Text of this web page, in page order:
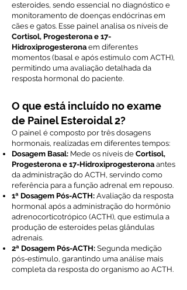
esteroides, sendo essencial no diagnóstico e
monitoramento de doenças endócrinas em
cães e gatos. Esse painel analisa os níveis de
Cortisol, Progesterona e 17-
Hidroxiprogesterona em diferentes
momentos (basal e após estímulo com ACTH),
permitindo uma avaliação detalhada da
resposta hormonal do paciente.
O que está incluído no exame
de Painel Esteroidal 2?
O painel é composto por três dosagens
hormonais, realizadas em diferentes tempos:
Dosagem Basal: Mede os níveis de Cortisol,
Progesterona e 17-Hidroxiprogesterona antes
da administração do ACTH, servindo como
referência para a função adrenal em repouso.
1ª Dosagem Pós-ACTH: Avaliação da resposta
hormonal após a administração do hormônio
adrenocorticotrópico (ACTH), que estimula a
produção de esteroides pelas glândulas
adrenais.
2ª Dosagem Pós-ACTH: Segunda medição
pós-estímulo, garantindo uma análise mais
completa da resposta do organismo ao ACTH.